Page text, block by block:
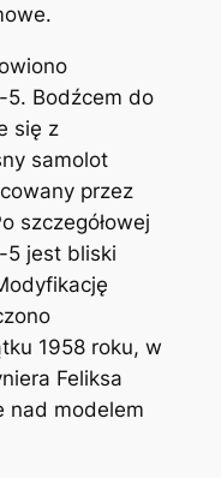
Bodźcem do
się z
samolot
przez
szczegółowej
5 jest bliski
1958 roku, w
Feliksa
nad modelem